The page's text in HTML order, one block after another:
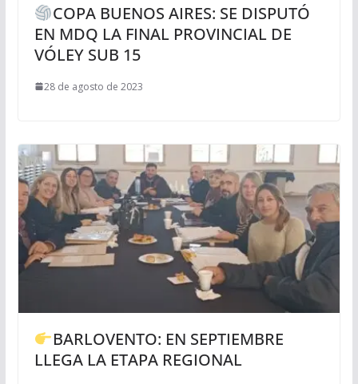
COPA BUENOS AIRES: SE DISPUTÓ
EN MDQ LA FINAL PROVINCIAL DE
VÓLEY SUB 15
28 de agosto de 2023
BARLOVENTO: EN SEPTIEMBRE
LLEGA LA ETAPA REGIONAL